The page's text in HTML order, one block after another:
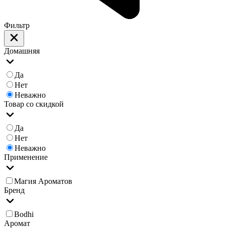
Фильтр
Домашняя
Да
Нет
Неважно
Товар со скидкой
Да
Нет
Неважно
Применение
Магия Ароматов
Бренд
Bodhi
Аромат